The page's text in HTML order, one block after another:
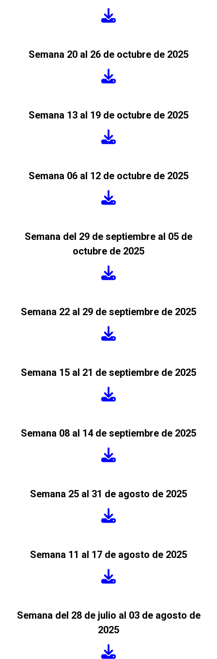
Semana 20 al 26 de octubre de 2025
Semana 13 al 19 de octubre de 2025
Semana 06 al 12 de octubre de 2025
Semana del 29 de septiembre al 05 de
octubre de 2025
Semana 22 al 29 de septiembre de 2025
Semana 15 al 21 de septiembre de 2025
Semana 08 al 14 de septiembre de 2025
Semana 25 al 31 de agosto de 2025
Semana 11 al 17 de agosto de 2025
Semana del 28 de julio al 03 de agosto de
2025